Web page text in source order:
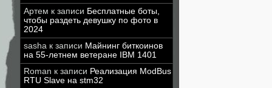
Артем к записи Бесплатные боты,
чтобы раздеть девушку по фото в
2024
sasha к записи Майнинг биткоинов
на 55-летнем ветеране IBM 1401
Roman к записи Реализация ModBus
RTU Slave на stm32